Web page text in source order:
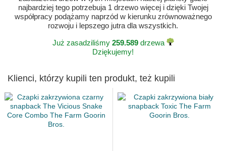
najbardziej tego potrzebuja 1 drzewo więcej i dzięki Twojej
współpracy podążamy naprzód w kierunku zrównoważnego
rozwoju i lepszego jutra dla wszystkich.
Już zasadziliśmy 259.589drzewa
Dziękujemy!
Klienci, którzy kupili ten produkt, też kupili